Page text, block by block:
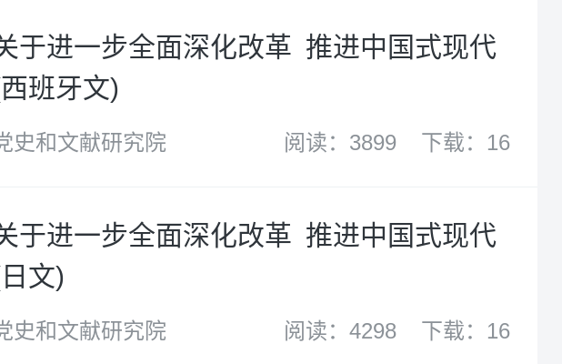
于进一步全面深化改革 推进中国式现代
班牙文)
史和文献研究院 阅读：3899 下载：16
于进一步全面深化改革 推进中国式现代
文)
史和文献研究院 阅读：4298 下载：16